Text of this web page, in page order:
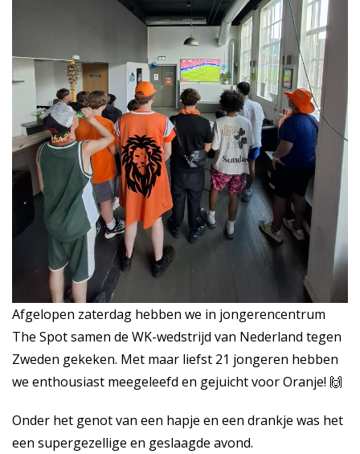
Afgelopen zaterdag hebben we in jongerencentrum
The Spot samen de WK-wedstrijd van Nederland tegen
Zweden gekeken. Met maar liefst 21 jongeren hebben
we enthousiast meegeleefd en gejuicht voor Oranje! 🙌
Onder het genot van een hapje en een drankje was het
een supergezellige en geslaagde avond.